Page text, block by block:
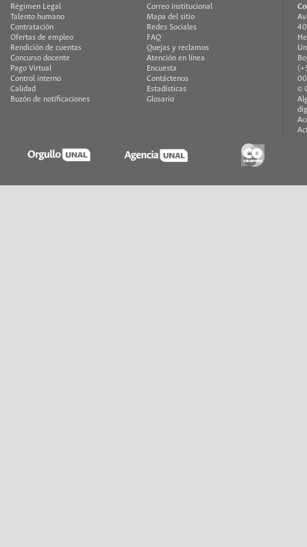
Régimen Legal
Talento humano
Contratación
Ofertas de empleo
Rendición de cuentas
Concurso docente
Pago Virtual
Control interno
Calidad
Buzón de notificaciones
Correo institucional
Mapa del sitio
Redes Sociales
FAQ
Quejas y reclamos
Atención en línea
Encuesta
Contáctenos
Estadísticas
Glosario
©